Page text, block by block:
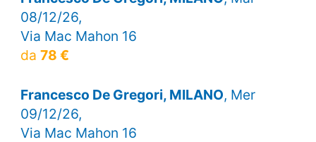
08/12/26,
Via Mac Mahon 16
da 78 €
Francesco De Gregori, MILANO, Mer
09/12/26,
Via Mac Mahon 16